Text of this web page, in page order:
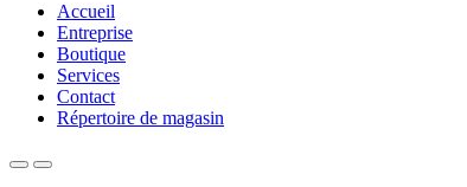
Accueil
Entreprise
Boutique
Services
Contact
Répertoire de magasin